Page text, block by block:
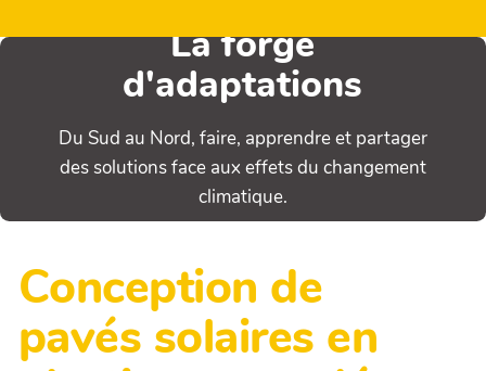
La forge
d'adaptations
Du Sud au Nord, faire, apprendre et partager
des solutions face aux effets du changement
climatique.
Conception de
pavés solaires en